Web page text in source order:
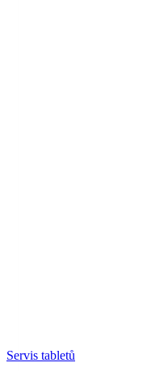
Servis tabletů